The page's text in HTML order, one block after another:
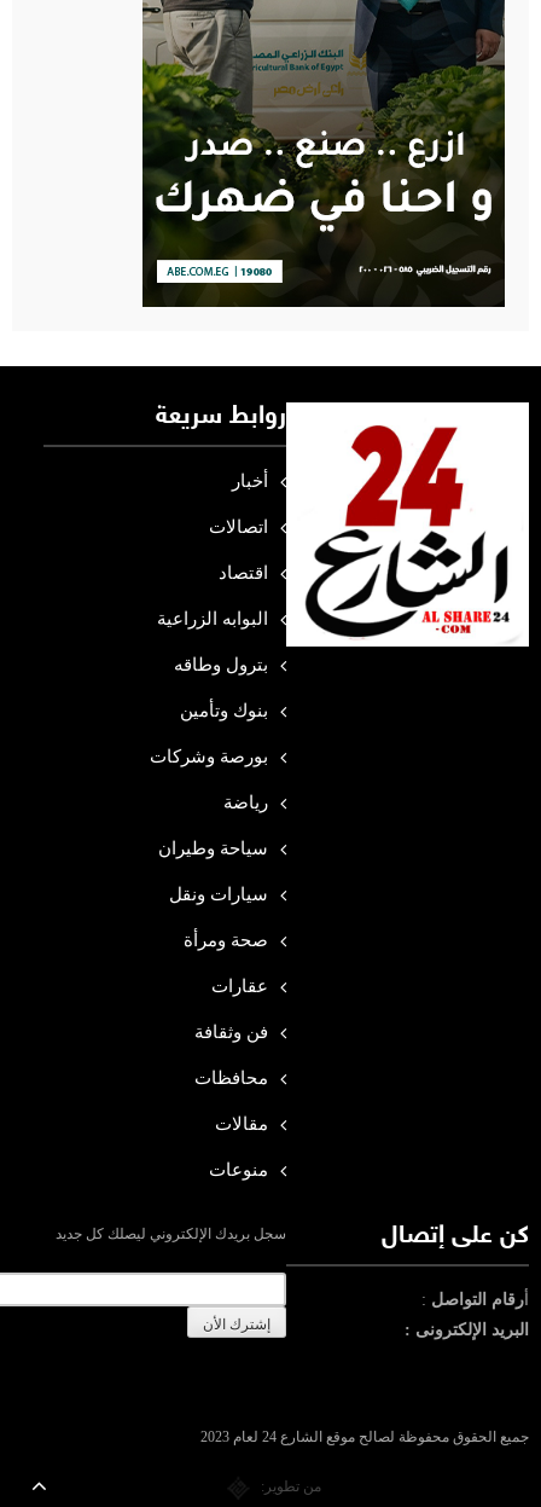
روابط سريعة
أخبار
اتصالات
اقتصاد
البوابه الزراعية
بترول وطاقه
بنوك وتأمين
بورصة وشركات
رياضة
سياحة وطيران
سيارات ونقل
صحة ومرأة
عقارات
فن وثقافة
محافظات
مقالات
منوعات
كن على إتصال
رقام التواصل :
البريد الإلكترونى :
سجل بريدك الإلكتروني ليصلك كل جديد
جميع الحقوق محفوظة لصالح موقع الشارع 24 لعام 2023
من تطوير: